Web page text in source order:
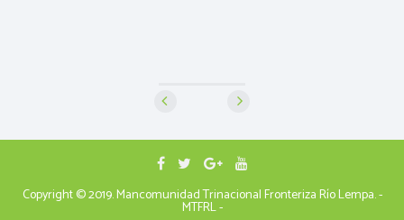
Copyright © 2019. Mancomunidad Trinacional Fronteriza Río Lempa. -
MTFRL -